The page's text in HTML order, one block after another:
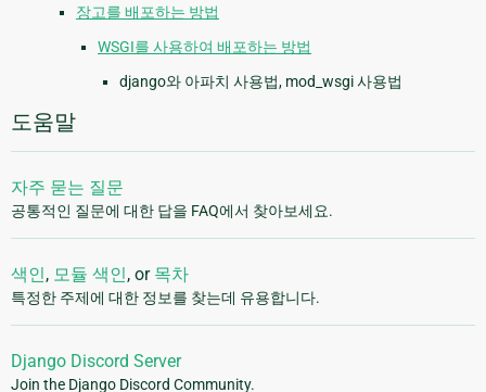
장고를 배포하는 방법
WSGI를 사용하여 배포하는 방법
django와 아파치 사용법, mod_wsgi 사용법
도움말
자주 묻는 질문
공통적인 질문에 대한 답을 FAQ에서 찾아보세요.
색인, 모듈 색인, or 목차
특정한 주제에 대한 정보를 찾는데 유용합니다.
Django Discord Server
Join the Django Discord Community.